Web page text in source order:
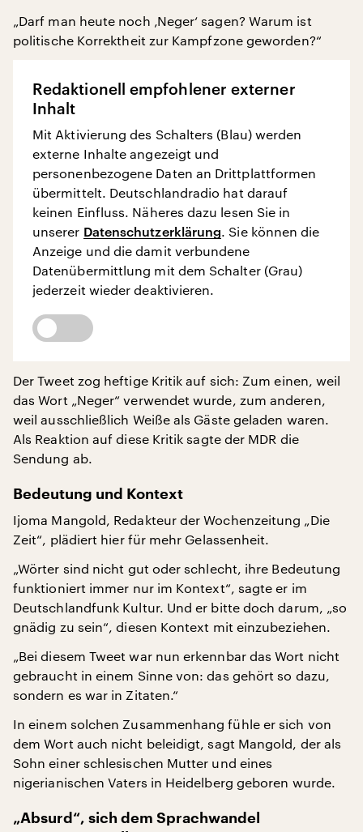
„Darf man heute noch ‚Neger‘ sagen? Warum ist
politische Korrektheit zur Kampfzone geworden?“
Redaktionell empfohlener externer
Inhalt
Mit Aktivierung des Schalters (Blau) werden
externe Inhalte angezeigt und
personenbezogene Daten an Drittplattformen
übermittelt. Deutschlandradio hat darauf
keinen Einfluss. Näheres dazu lesen Sie in
unserer Datenschutzerklärung. Sie können die
Anzeige und die damit verbundene
Datenübermittlung mit dem Schalter (Grau)
jederzeit wieder deaktivieren.
Der Tweet zog heftige Kritik auf sich: Zum einen, weil
das Wort „Neger“ verwendet wurde, zum anderen,
weil ausschließlich Weiße als Gäste geladen waren.
Als Reaktion auf diese Kritik sagte der MDR die
Sendung ab.
Bedeutung und Kontext
Ijoma Mangold, Redakteur der Wochenzeitung „Die
Zeit“, plädiert hier für mehr Gelassenheit.
„Wörter sind nicht gut oder schlecht, ihre Bedeutung
funktioniert immer nur im Kontext“, sagte er im
Deutschlandfunk Kultur. Und er bitte doch darum, „so
gnädig zu sein“, diesen Kontext mit einzubeziehen.
„Bei diesem Tweet war nun erkennbar das Wort nicht
gebraucht in einem Sinne von: das gehört so dazu,
sondern es war in Zitaten.“
In einem solchen Zusammenhang fühle er sich von
dem Wort auch nicht beleidigt, sagt Mangold, der als
Sohn einer schlesischen Mutter und eines
nigerianischen Vaters in Heidelberg geboren wurde.
„Absurd“, sich dem Sprachwandel